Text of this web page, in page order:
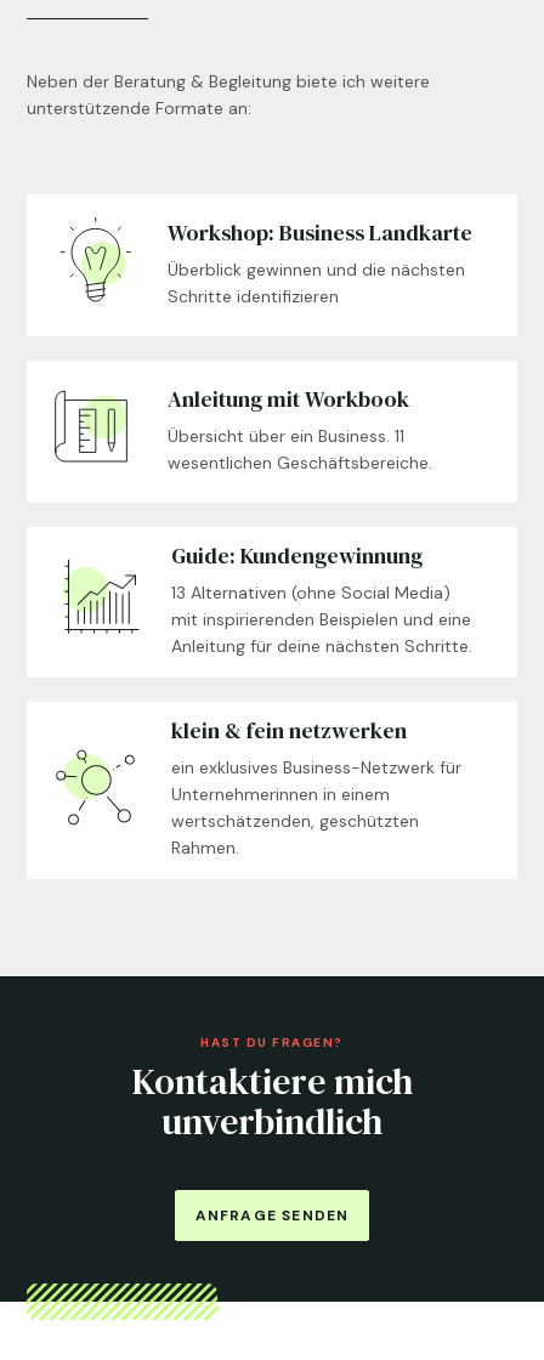
Neben der Beratung & Begleitung biete ich weitere
unterstützende Formate an:
Workshop: Business Landkarte
Überblick gewinnen und die nächsten
Schritte identifizieren
Anleitung mit Workbook
Übersicht über ein Business. 11
wesentlichen Geschäftsbereiche.
Guide: Kundengewinnung
13 Alternativen (ohne Social Media)
mit inspirierenden Beispielen und eine
Anleitung für deine nächsten Schritte.
klein & fein netzwerken
ein exklusives Business-Netzwerk für
Unternehmerinnen in einem
wertschätzenden, geschützten
Rahmen.
HAST DU FRAGEN?
Kontaktiere mich
unverbindlich
ANFRAGE SENDEN